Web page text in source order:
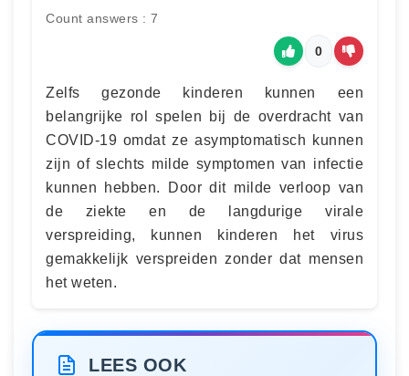
Count answers : 7
0
Zelfs gezonde kinderen kunnen een
belangrijke rol spelen bij de overdracht van
COVID-19 omdat ze asymptomatisch kunnen
zijn of slechts milde symptomen van infectie
kunnen hebben. Door dit milde verloop van
de ziekte en de langdurige virale
verspreiding, kunnen kinderen het virus
gemakkelijk verspreiden zonder dat mensen
het weten.
LEES OOK